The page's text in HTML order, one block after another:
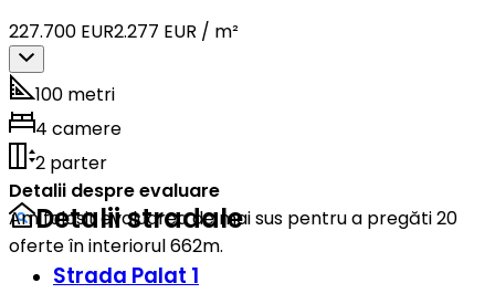
227.700 EUR2.277 EUR / m²
100 metri
4 camere
2 parter
Detalii despre evaluare
Am folosit evaluarea de mai sus pentru a pregăti 20
oferte în interiorul 662m.
Detalii stradale
Strada Palat 1